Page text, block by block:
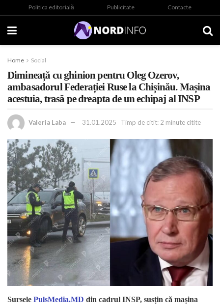
Politica editorială Publicitate Contacte
Home Social
Dimineață cu ghinion pentru Oleg Ozerov,
ambasadorul Federației Ruse la Chișinău. Mașina
acestuia, trasă pe dreapta de un echipaj al INSP
Valeria Laba 31.01.2025 Timp de citit: 2 minute citite
Sursele PulsMedia.MD din cadrul INSP, susțin că mașina